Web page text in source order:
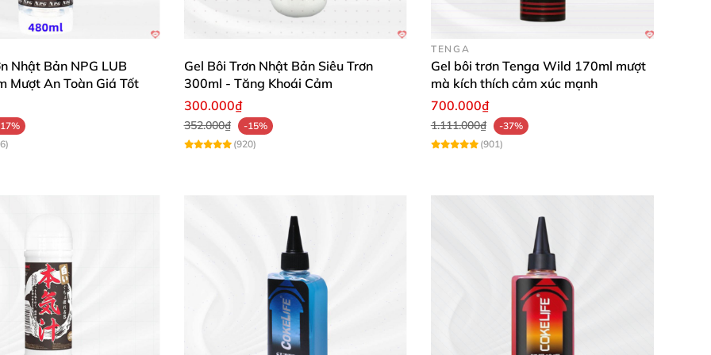
Moisturizer
Sodium Benzoate, Potassium Sorbate, Propylene Glycol, Tetrasodium EDTA, Aspartame,
Extract, Aloe Barbadensis Leaf Juice
, Polysorbate-20, Polyquaternium-5, PEG-45M, Citric Acid
cân bằng độ pH vùng kín giúp tình yêu luôn mượt mà
Nhật Bản NPG LUB
Mượt An Toàn Giá Tốt
Gel Bôi Trơn Nhật Bản Siêu Trơn
300ml - Tăng Khoái Cảm
300.000₫
352.000₫
-15%
(920)
TENGA
Gel bôi trơn Tenga Wild 170ml mượt
mà kích thích cảm xúc mạnh
700.000₫
1.111.000₫
-37%
(901)